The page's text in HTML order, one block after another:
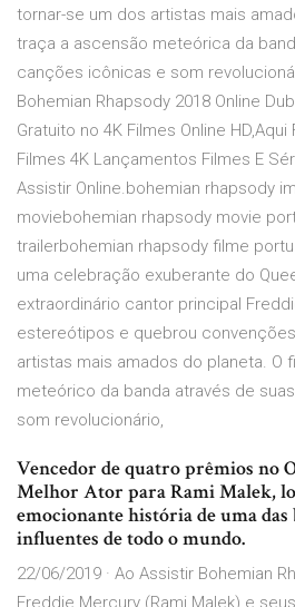
tornar-se um dos artistas mais
traça a ascensão meteórica da
canções icônicas e som
Bohemian Rhapsody 2018 Online
Gratuito no 4K Filmes Online HD,Aqui
Filmes 4K Lançamentos Filmes E
Assistir Online.bohemian rhapsody
moviebohemian rhapsody movie
trailerbohemian rhapsody filme
uma celebração exuberante do
extraordinário cantor principal
estereótipos e quebrou
artistas mais amados do planeta. O
meteórico da banda através de
som revolucionário,
Vencedor de quatro prêmios no
Melhor Ator para Rami Malek,
emocionante história de uma das
influentes de todo o mundo.
22/06/2019 · Ao Assistir Bohemian